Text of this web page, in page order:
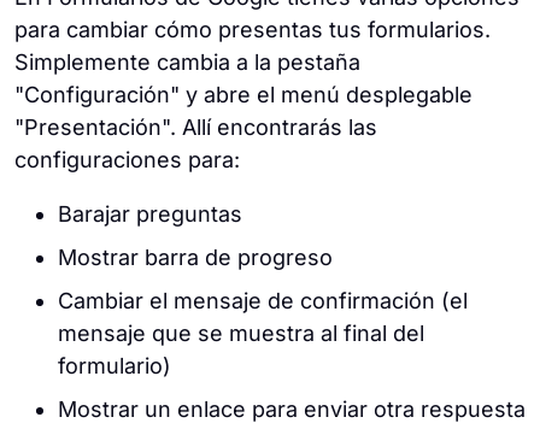
para cambiar cómo presentas tus formularios.
Simplemente cambia a la pestaña
"Configuración" y abre el menú desplegable
"Presentación". Allí encontrarás las
configuraciones para:
Barajar preguntas
Mostrar barra de progreso
Cambiar el mensaje de confirmación (el
mensaje que se muestra al final del
formulario)
Mostrar un enlace para enviar otra respuesta